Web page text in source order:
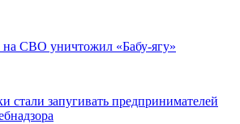
СВО уничтожил «Бабу-ягу»
стали запугивать предпринимателей